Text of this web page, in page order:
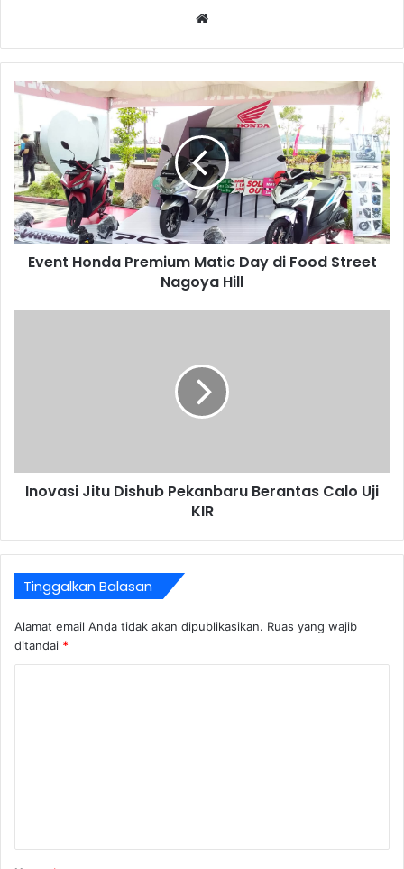
Event Honda Premium Matic Day di Food Street
Nagoya Hill
Inovasi Jitu Dishub Pekanbaru Berantas Calo Uji
KIR
Tinggalkan Balasan
Alamat email Anda tidak akan dipublikasikan. Ruas yang wajib
ditandai *